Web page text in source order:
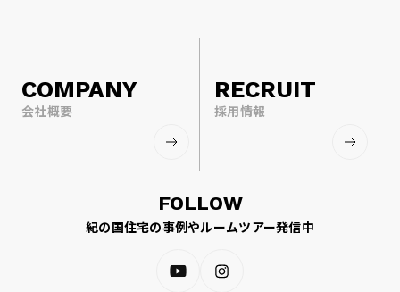
COMPANY
会社概要
RECRUIT
採用情報
FOLLOW
紀の国住宅の事例やルームツアー発信中